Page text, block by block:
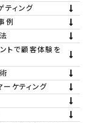
ティング
例
で顧客体験を
ケティング